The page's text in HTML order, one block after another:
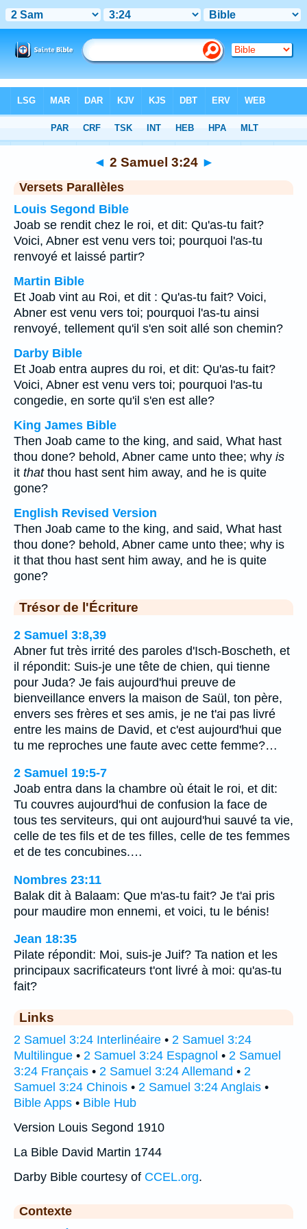
Chapitre 3> Verset 24
◄ 2 Samuel 3:24 ►
Versets Parallèles
Louis Segond Bible
Joab se rendit chez le roi, et dit: Qu'as-tu fait?
Voici, Abner est venu vers toi; pourquoi l'as-tu
renvoyé et laissé partir?
Martin Bible
Et Joab vint au Roi, et dit : Qu'as-tu fait? Voici,
Abner est venu vers toi; pourquoi l'as-tu ainsi
renvoyé, tellement qu'il s'en soit allé son chemin?
Darby Bible
Et Joab entra aupres du roi, et dit: Qu'as-tu fait?
Voici, Abner est venu vers toi; pourquoi l'as-tu
congedie, en sorte qu'il s'en est alle?
King James Bible
Then Joab came to the king, and said, What hast
thou done? behold, Abner came unto thee; why is
it thatthou hast sent him away, and he is quite
gone?
English Revised Version
Then Joab came to the king, and said, What hast
thou done? behold, Abner came unto thee; why is
it that thou hast sent him away, and he is quite
gone?
Trésor de l'Écriture
2 Samuel 3:8,39
Abner fut très irrité des paroles d'Isch-Boscheth, et
il répondit: Suis-je une tête de chien, qui tienne
pour Juda? Je fais aujourd'hui preuve de
bienveillance envers la maison de Saül, ton père,
envers ses frères et ses amis, je ne t'ai pas livré
entre les mains de David, et c'est aujourd'hui que
tu me reproches une faute avec cette femme?…
2 Samuel 19:5-7
Joab entra dans la chambre où était le roi, et dit:
Tu couvres aujourd'hui de confusion la face de
tous tes serviteurs, qui ont aujourd'hui sauvé ta vie,
celle de tes fils et de tes filles, celle de tes femmes
et de tes concubines.…
Nombres 23:11
Balak dit à Balaam: Que m'as-tu fait? Je t'ai pris
pour maudire mon ennemi, et voici, tu le bénis!
Jean 18:35
Pilate répondit: Moi, suis-je Juif? Ta nation et les
principaux sacrificateurs t'ont livré à moi: qu'as-tu
fait?
Links
2 Samuel 3:24 Interlinéaire • 2 Samuel 3:24
Multilingue • 2 Samuel 3:24 Espagnol • 2 Samuel
3:24 Français • 2 Samuel 3:24 Allemand • 2
Samuel 3:24 Chinois • 2 Samuel 3:24 Anglais •
Bible Apps • Bible Hub
Version Louis Segond 1910
La Bible David Martin 1744
Darby Bible courtesy of CCEL.org.
Contexte